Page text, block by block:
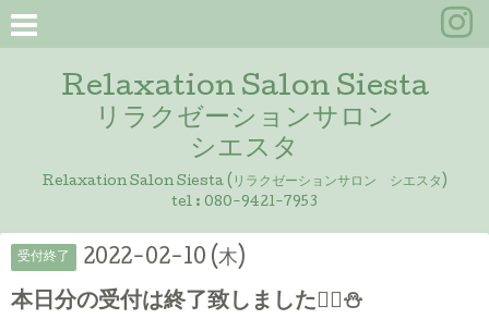
Relaxation Salon Siesta
リラクゼーションサロン
シエスタ
Relaxation Salon Siesta (リラクゼーションサロン シエスタ)
tel : 080-9421-7953
受付終了 2022-02-10 (木)
本日分の受付は終了致しました🙇‍♀️⛄️